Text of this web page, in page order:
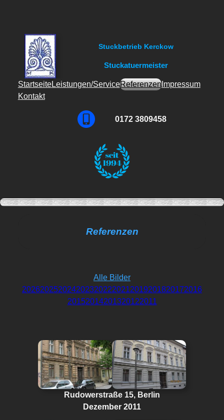
Stuckbetrieb Kerckow
Stuckatuermeister
StartseiteLeistungen/ServiceReferenzenImpressum
Kontakt
0172 3809458
Referenzen
Alle Bilder
2026202520242023202220212019201820172016
20152014201320122011
Rudowerstraße 15, Berlin
Dezember 2011